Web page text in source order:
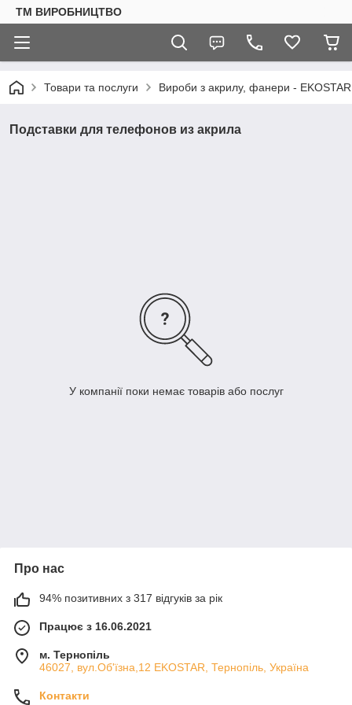
ТМ ВИРОБНИЦТВО
Товари та послуги Вироби з акрилу, фанери - EKOSTAR
Подставки для телефонов из акрила
У компанії поки немає товарів або послуг
Про нас
94% позитивних з 317 відгуків за рік
Працює з 16.06.2021
м. Тернопіль
46027, вул.Об'їзна,12 EKOSTAR, Тернопіль, Україна
Контакти